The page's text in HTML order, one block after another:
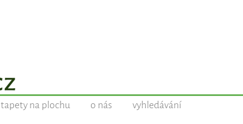
tapety na plochu o nás vyhledávání